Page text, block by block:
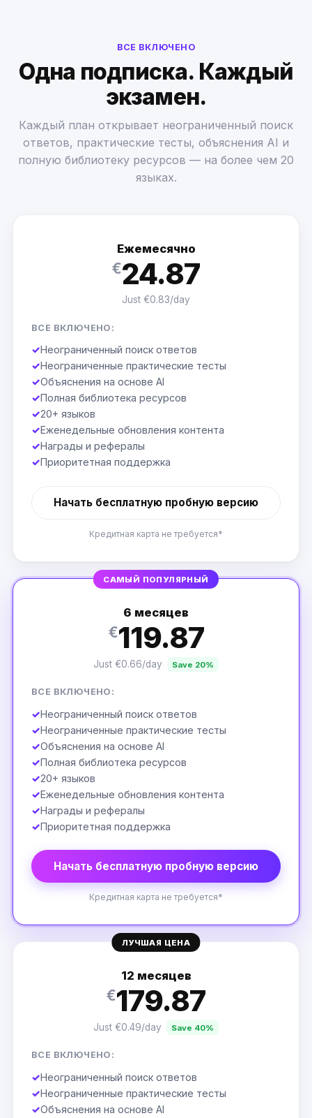
ВСЕ ВКЛЮЧЕНО
Одна подписка. Каждый
экзамен.
Каждый план открывает неограниченный поиск
ответов, практические тесты, объяснения AI и
полную библиотеку ресурсов — на более чем 20
языках.
Ежемесячно
€24.87
Just €0.83/day
ВСЕ ВКЛЮЧЕНО:
✓Неограниченный поиск ответов
✓Неограниченные практические тесты
✓Объяснения на основе AI
✓Полная библиотека ресурсов
✓20+ языков
✓Еженедельные обновления контента
✓Награды и рефералы
✓Приоритетная поддержка
Начать бесплатную пробную версию
Кредитная карта не требуется*
САМЫЙ ПОПУЛЯРНЫЙ
6 месяцев
€119.87
Just €0.66/day Save 20%
ВСЕ ВКЛЮЧЕНО:
✓Неограниченный поиск ответов
✓Неограниченные практические тесты
✓Объяснения на основе AI
✓Полная библиотека ресурсов
✓20+ языков
✓Еженедельные обновления контента
✓Награды и рефералы
✓Приоритетная поддержка
Начать бесплатную пробную версию
Кредитная карта не требуется*
ЛУЧШАЯ ЦЕНА
12 месяцев
€179.87
Just €0.49/day Save 40%
ВСЕ ВКЛЮЧЕНО:
✓Неограниченный поиск ответов
✓Неограниченные практические тесты
✓Объяснения на основе AI